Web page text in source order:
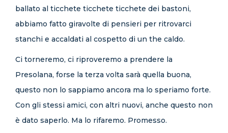
ballato al ticchete ticchete ticchete dei bastoni,
abbiamo fatto giravolte di pensieri per ritrovarci
stanchi e accaldati al cospetto di un the caldo.
Ci torneremo, ci riproveremo a prendere la
Presolana, forse la terza volta sarà quella buona,
questo non lo sappiamo ancora ma lo speriamo forte.
Con gli stessi amici, con altri nuovi, anche questo non
è dato saperlo. Ma lo rifaremo. Promesso.